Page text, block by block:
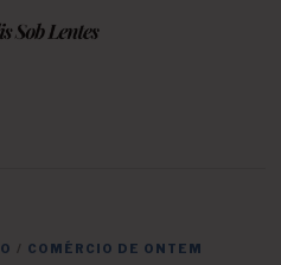
/ COMÉRCIO DE ONTEM